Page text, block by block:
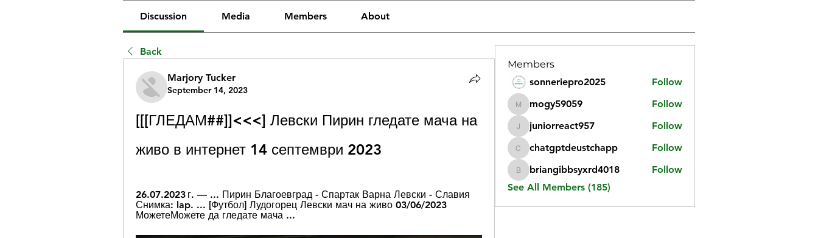
Discussion Media Members About
Back
Marjory Tucker
September 14, 2023
[[[ГЛЕДАМ##]]<<<] Левски Пирин гледате мача на
живо в интернет 14 септември 2023
26.07.2023 г. — ... Пирин Благоевград - Спартак Варна Левски - Славия
Снимка: lap. ... [Футбол] Лудогорец Левски мач на живо 03/06/2023
МожетеМожете да гледате мача ...
Members
sonneriepro2025
Follow
mogy59059
mogy59059 Follow
juniorreact957
juniorreact957 Follow
chatgptdeustchapp
chatgptdeustchapp Follow
briangibbsyxrd4018
briangibbsyxrd4018
Follow
See All Members (185)